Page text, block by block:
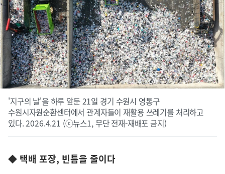
'지구의 날'을 하루 앞둔 21일 경기 수원시 영통구
수원시자원순환센터에서 관계자들이 재활용 쓰레기를 처리하고
있다. 2026.4.21 (ⓒ뉴스1, 무단 전재-재배포 금지)
◆ 택배 포장, 빈틈을 줄이다